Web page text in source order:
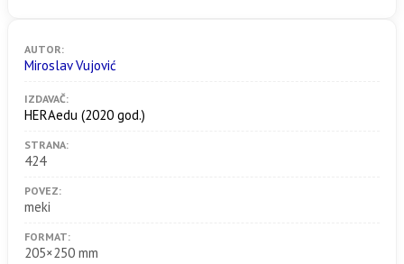
AUTOR:
Miroslav Vujović
IZDAVAČ:
HERAedu (2020 god.)
STRANA:
424
POVEZ:
meki
FORMAT:
205×250 mm